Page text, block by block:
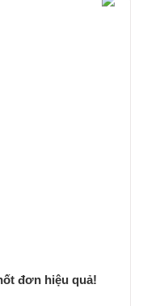
đơn hiệu quả!